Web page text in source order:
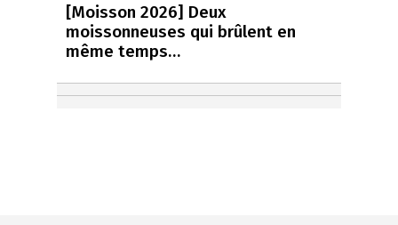
[Moisson 2026] Deux
moissonneuses qui brûlent en
même temps…